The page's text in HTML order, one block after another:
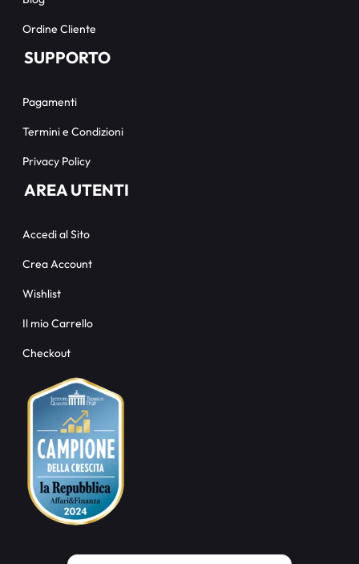
Ordine Cliente
SUPPORTO
Pagamenti
Termini e Condizioni
Privacy Policy
AREA UTENTI
Accedi al Sito
Crea Account
Wishlist
Il mio Carrello
Checkout